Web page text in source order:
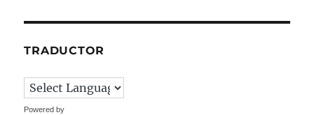
TRADUCTOR
Powered by